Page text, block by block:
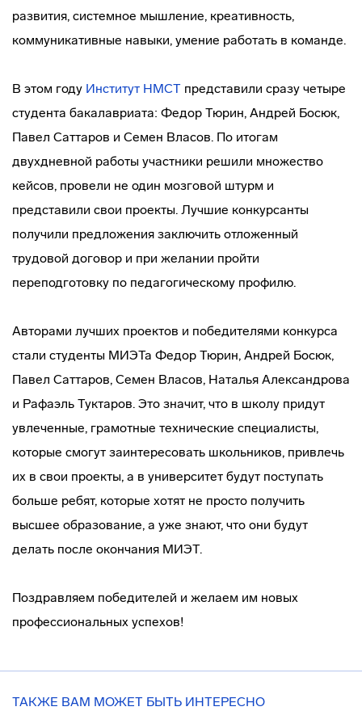
развития, системное мышление, креативность,
коммуникативные навыки, умение работать в команде.
В этом году Институт НМСТ представили сразу четыре
студента бакалавриата: Федор Тюрин, Андрей Босюк,
Павел Саттаров и Семен Власов. По итогам
двухдневной работы участники решили множество
кейсов, провели не один мозговой штурм и
представили свои проекты. Лучшие конкурсанты
получили предложения заключить отложенный
трудовой договор и при желании пройти
переподготовку по педагогическому профилю.
Авторами лучших проектов и победителями конкурса
стали студенты МИЭТа Федор Тюрин, Андрей Босюк,
Павел Саттаров, Семен Власов, Наталья Александрова
и Рафаэль Туктаров. Это значит, что в школу придут
увлеченные, грамотные технические специалисты,
которые смогут заинтересовать школьников, привлечь
их в свои проекты, а в университет будут поступать
больше ребят, которые хотят не просто получить
высшее образование, а уже знают, что они будут
делать после окончания МИЭТ.
Поздравляем победителей и желаем им новых
профессиональных успехов!
ТАКЖЕ ВАМ МОЖЕТ БЫТЬ ИНТЕРЕСНО